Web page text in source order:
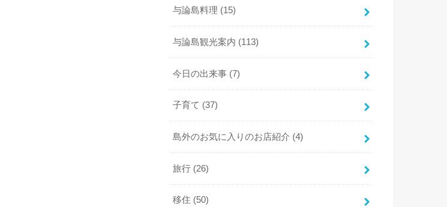
与論島料理 (15)
与論島観光案内 (113)
今日の出来事 (7)
子育て (37)
島外のお気に入りのお店紹介 (4)
旅行 (26)
移住 (50)